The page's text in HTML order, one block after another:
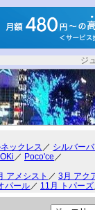
ジ
ックレス ／ シルバー
／ Poco'ce ／
アメシスト ／ 3月 アク
パール ／ 11月 トパーズ